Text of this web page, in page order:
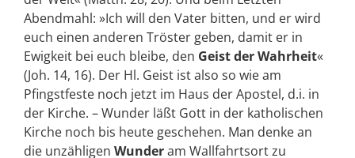
Abendmahl: »Ich will den Vater bitten, und er wird
euch einen anderen Tröster geben, damit er in
Ewigkeit bei euch bleibe, den Geist der Wahrheit«
(Joh. 14, 16). Der Hl. Geist ist also so wie am
Pfingstfeste noch jetzt im Haus der Apostel, d.i. in
der Kirche. – Wunder läßt Gott in der katholischen
Kirche noch bis heute geschehen. Man denke an
die unzähligen Wunderam Wallfahrtsort zu